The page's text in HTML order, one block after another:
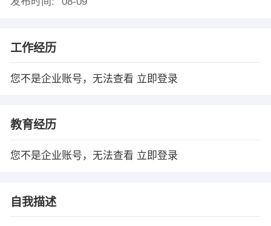
工作经历
您不是企业账号，无法查看 立即登录
教育经历
您不是企业账号，无法查看 立即登录
自我描述